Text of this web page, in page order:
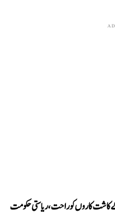
کاشت کاروں کو راحت، ریاستی حکومت